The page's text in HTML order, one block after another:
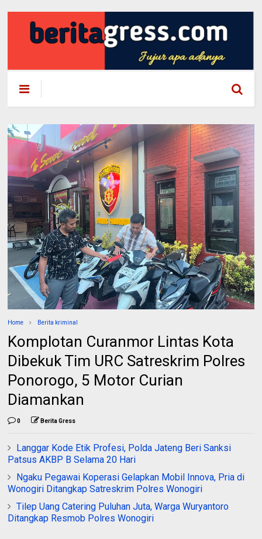
Home Berita kriminal
Komplotan Curanmor Lintas Kota
Dibekuk Tim URC Satreskrim Polres
Ponorogo, 5 Motor Curian
Diamankan
0 Berita Gress
Langgar Kode Etik Profesi, Polda Jateng Beri Sanksi
Patsus AKBP B Selama 20 Hari
Ngaku Pegawai Koperasi Gelapkan Mobil Innova, Pria di
Wonogiri Ditangkap Satreskrim Polres Wonogiri
Tilep Uang Catering Puluhan Juta, Warga Wuryantoro
Ditangkap Resmob Polres Wonogiri